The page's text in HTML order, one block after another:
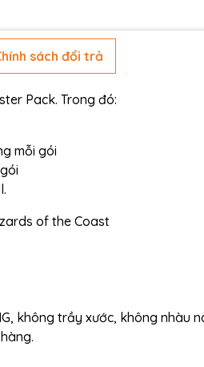
sách đổi trả
Pack. Trong đó:
mỗi gói
of the Coast
không trầy xước, không nhàu